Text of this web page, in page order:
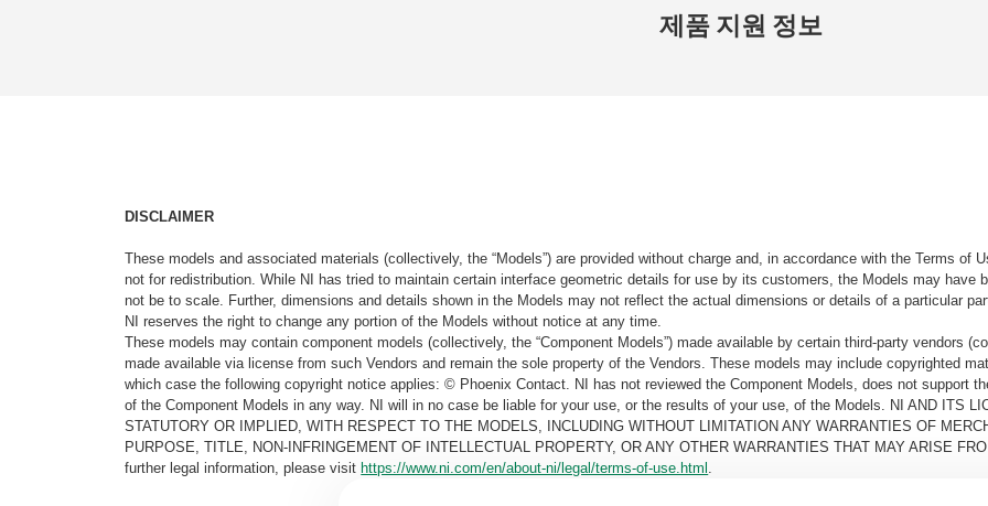
제품 지원 정보
DISCLAIMER
These models and associated materials (collectively, the “Models”) are provided without charge and, in accordance with the Terms of
not for redistribution. While NI has tried to maintain certain interface geometric details for use by its customers, the Models may have
not be to scale. Further, dimensions and details shown in the Models may not reflect the actual dimensions or details of a particular
NI reserves the right to change any portion of the Models without notice at any time.
These models may contain component models (collectively, the “Component Models”) made available by certain third-party vendors
made available via license from such Vendors and remain the sole property of the Vendors. These models may include copyrighted
which case the following copyright notice applies: © Phoenix Contact. NI has not reviewed the Component Models, does not support
of the Component Models in any way. NI will in no case be liable for your use, or the results of your use, of the Models. NI AND ITS
STATUTORY OR IMPLIED, WITH RESPECT TO THE MODELS, INCLUDING WITHOUT LIMITATION ANY WARRANTIES OF
PURPOSE, TITLE, NON-INFRINGEMENT OF INTELLECTUAL PROPERTY, OR ANY OTHER WARRANTIES THAT MAY ARISE
further legal information, please visithttps://www.ni.com/en/about-ni/legal/terms-of-use.html